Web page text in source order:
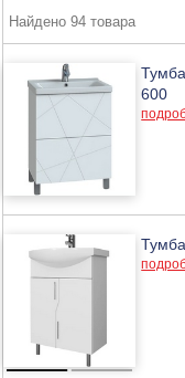
Найдено 94 товара
600